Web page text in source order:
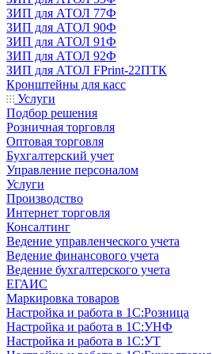
ЗИП для АТОЛ 77Ф
ЗИП для АТОЛ 90Ф
ЗИП для АТОЛ 91Ф
ЗИП для АТОЛ 92Ф
ЗИП для АТОЛ FPrint-22ПТК
Кронштейны для касс
Услуги
Подбор решения
Розничная торговля
Оптовая торговля
Бухгалтерский учет
Управление персоналом
Услуги
Производство
Интернет торговля
Консалтинг
Ведение управленческого учета
Ведение финансового учета
Ведение бухгалтерского учета
ЕГАИС
Маркировка товаров
Настройка и работа в 1С:Розница
Настройка и работа в 1С:УНФ
Настройка и работа в 1С:УТ